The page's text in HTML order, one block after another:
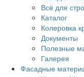
Всё для
Каталог
Колеровка
Документы
Полезные
Галерея
Фасадные